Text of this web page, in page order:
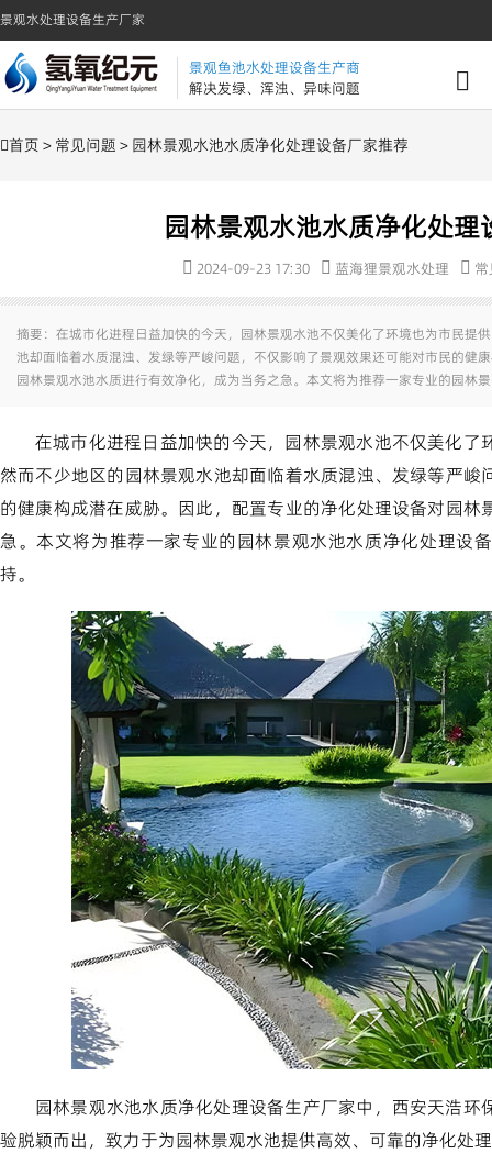
景观水处理设备生产厂家
景观鱼池水处理设备生产商
解决发绿、浑浊、异味问题
首页 > 常见问题 > 园林景观水池水质净化处理设备厂家推荐
园林景观水池水质净化处理
2024-09-23 17:30 蓝海狸景观水处理
摘要：在城市化进程日益加快的今天，园林景观水池不仅美化了环境也为市民提
池却面临着水质混浊、发绿等严峻问题，不仅影响了景观效果还可能对市民的健
园林景观水池水质进行有效净化，成为当务之急。本文将为推荐一家专业的园林
在城市化进程日益加快的今天，园林景观水池不仅美化
然而不少地区的园林景观水池却面临着水质混浊、发绿等严
的健康构成潜在威胁。因此，配置专业的净化处理设备对园
急。本文将为推荐一家专业的园林景观水池水质净化处理设
持。
园林景观水池水质净化处理设备生产厂家中，西安天浩
验脱颖而出，致力于为园林景观水池提供高效、可靠的净化处